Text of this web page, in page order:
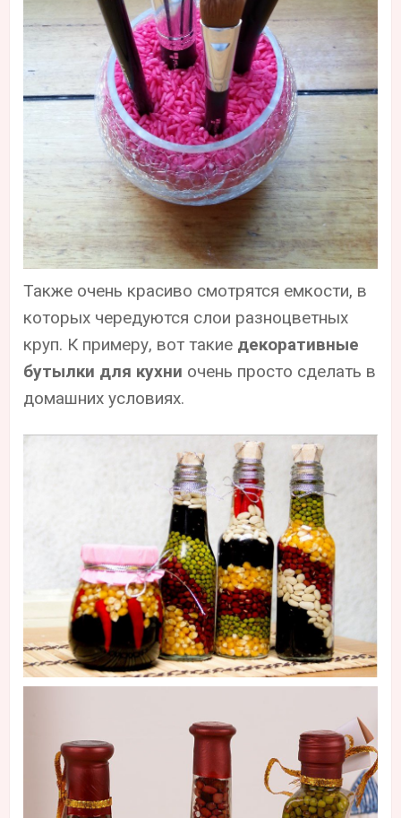
Также очень красиво смотрятся емкости, в
которых чередуются слои разноцветных
круп. К примеру, вот такие декоративные
бутылки для кухни очень просто сделать в
домашних условиях.